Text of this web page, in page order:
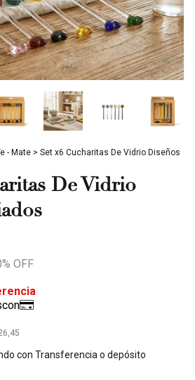
- Mate > Set x6 Cucharitas De Vidrio Diseños
De Vidrio
% OFF
con Transferencia o depósito